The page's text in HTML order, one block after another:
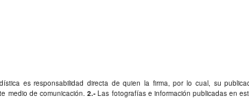
es responsabilidad directa de quien la firma, por lo cual, su
medio de comunicación.2.- Las fotografías e información publicadas en